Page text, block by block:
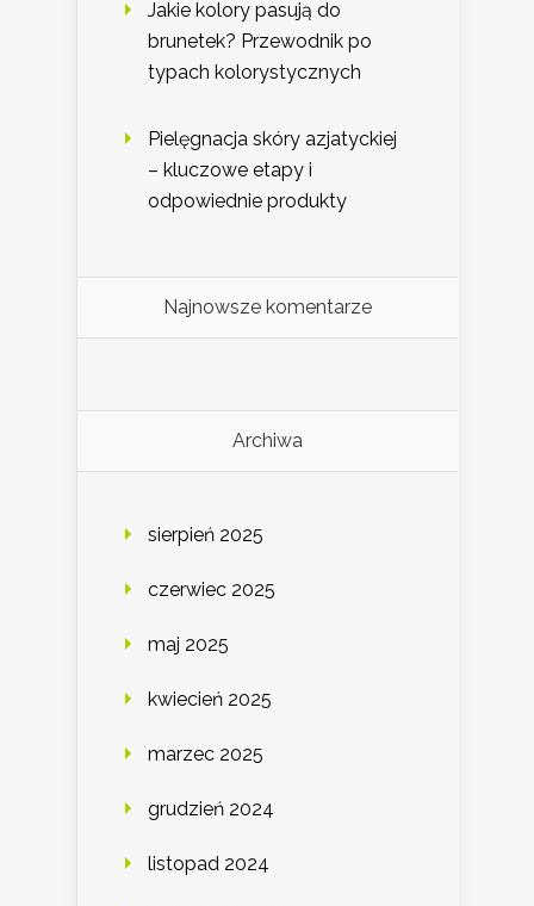
Jakie kolory pasują do
brunetek? Przewodnik po
typach kolorystycznych
Pielęgnacja skóry azjatyckiej
– kluczowe etapy i
odpowiednie produkty
Najnowsze komentarze
Archiwa
sierpień 2025
czerwiec 2025
maj 2025
kwiecień 2025
marzec 2025
grudzień 2024
listopad 2024